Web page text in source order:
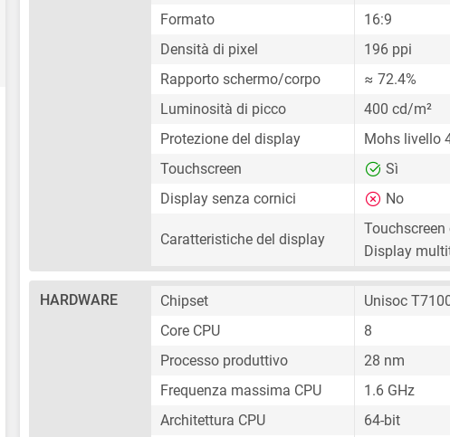
Formato
16:9
Densità di pixel
196 ppi
Rapporto schermo/corpo
≈ 72.4%
Luminosità di picco
400 cd/m²
Protezione del display
Mohs livello
Touchscreen
Sì
Display senza cornici
No
Caratteristiche del display
Display
HARDWARE Chipset
Unisoc
Core CPU
8
Processo produttivo
28 nm
Frequenza massima CPU
1.6 GHz
Architettura CPU
64-bit